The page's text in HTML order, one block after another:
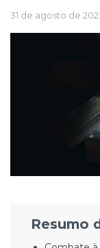
31 de agosto de
Resumo